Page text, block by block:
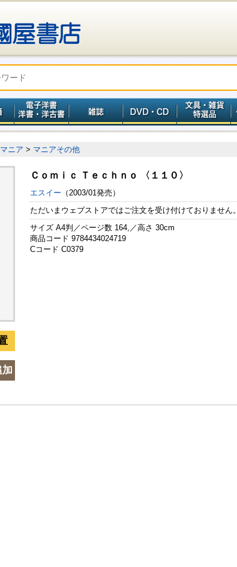
マニア > マニアその他
Ｃｏｍｉｃ Ｔｅｃｈｎｏ 〈１１０〉
エスイー （2003/01発売）
ただいまウェブストアではご注文を受け付けておりません。
サイズ A4判／ページ数 164,／高さ 30cm
商品コード 9784434024719
Cコード C0379